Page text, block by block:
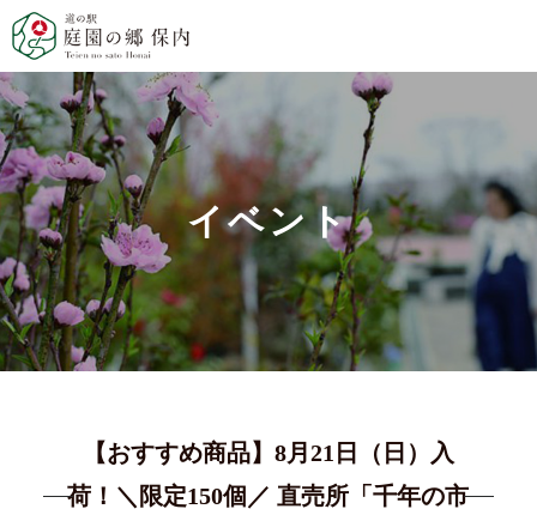
イベント
【おすすめ商品】8月21日（日）入
荷！＼限定150個／ 直売所「千年の市